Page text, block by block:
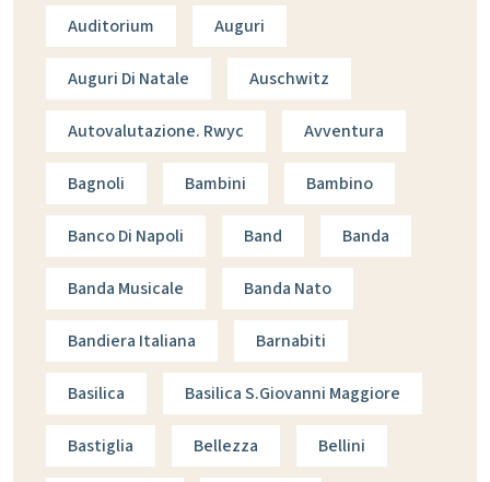
Auditorium Auguri
Auguri Di Natale Auschwitz
Autovalutazione. Rwyc Avventura
Bagnoli Bambini Bambino
Banco Di Napoli Band Banda
Banda Musicale Banda Nato
Bandiera Italiana Barnabiti
Basilica Basilica S.giovanni Maggiore
Bastiglia Bellezza Bellini